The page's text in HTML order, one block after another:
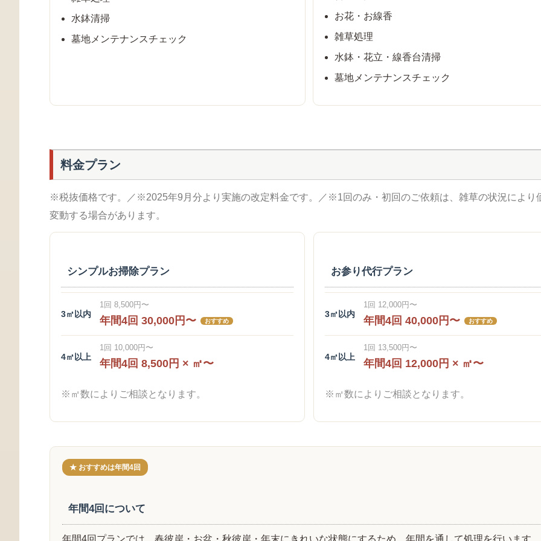
水鉢清掃
墓地メンテナンスチェック
お花・お線香
雑草処理
水鉢・花立・線香台清掃
墓地メンテナンスチェック
料金プラン
※税抜価格です。／※2025年9月分より実施の改定料金です。／※1回のみ・初回のご依頼は、雑草の状況により
変動する場合があります。
シンプルお掃除プラン
3㎡以内
1回 8,500円〜
年間4回 30,000円〜 おすすめ
4㎡以上
1回 10,000円〜
年間4回 8,500円 × ㎡〜
※㎡数によりご相談となります。
お参り代行プラン
3㎡以内
1回 12,000円〜
年間4回 40,000円〜 おすすめ
4㎡以上
1回 13,500円〜
年間4回 12,000円 × ㎡〜
※㎡数によりご相談となります。
★ おすすめは年間4回
年間4回について
年間4回プランでは、春彼岸・お盆・秋彼岸・年末にきれいな状態にするため、年間を通して処理を行います